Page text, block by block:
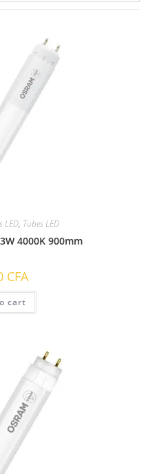
LED, Tubes LED
4000K 900mm
CFA
cart